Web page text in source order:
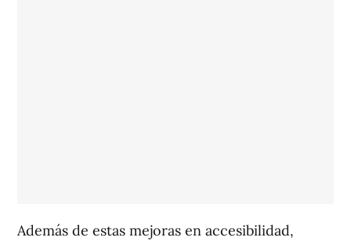
Además de estas mejoras en accesibilidad,